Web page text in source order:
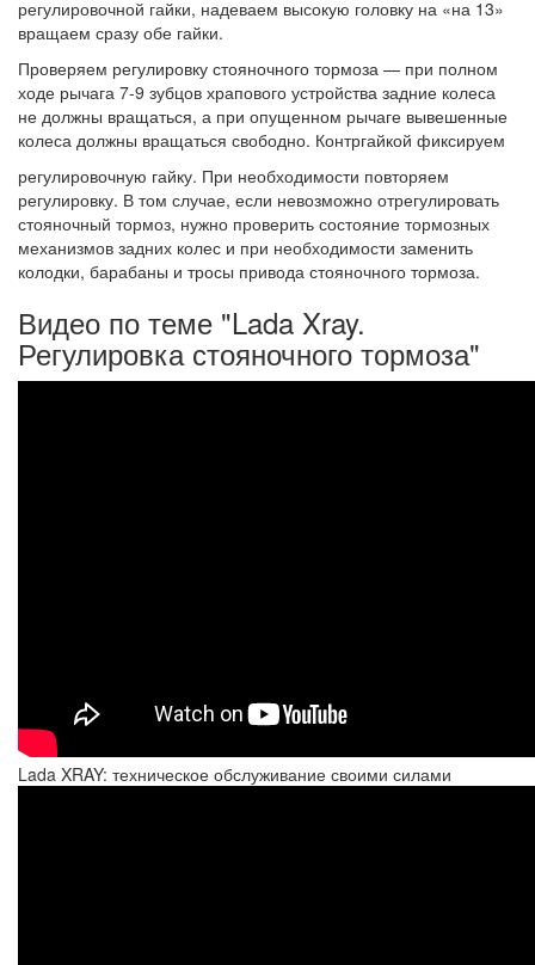
регулировочной гайки, надеваем высокую головку на «на 13»
вращаем сразу обе гайки.
Проверяем регулировку стояночного тормоза — при полном
ходе рычага 7-9 зубцов храпового устройства задние колеса
не должны вращаться, а при опущенном рычаге вывешенные
колеса должны вращаться свободно. Контргайкой фиксируем
регулировочную гайку. При необходимости повторяем
регулировку. В том случае, если невозможно отрегулировать
стояночный тормоз, нужно проверить состояние тормозных
механизмов задних колес и при необходимости заменить
колодки, барабаны и тросы привода стояночного тормоза.
Видео по теме "Lada Xray.
Регулировка стояночного тормоза"
Lada XRAY: техническое обслуживание своими силами